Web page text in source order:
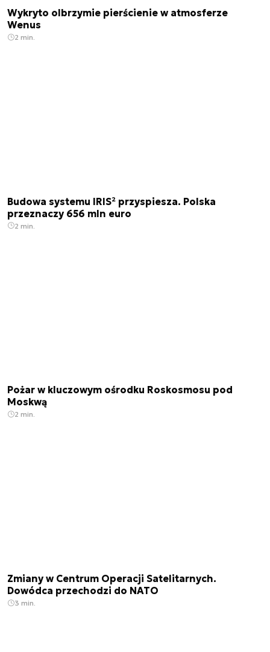
Wykryto olbrzymie pierścienie w atmosferze
Wenus
2 min.
Budowa systemu IRIS² przyspiesza. Polska
przeznaczy 656 mln euro
2 min.
Pożar w kluczowym ośrodku Roskosmosu pod
Moskwą
2 min.
Zmiany w Centrum Operacji Satelitarnych.
Dowódca przechodzi do NATO
3 min.